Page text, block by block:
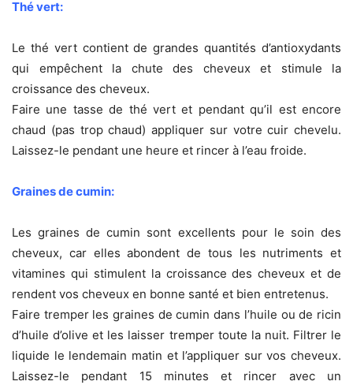
Thé vert:
Le thé vert contient de grandes quantités d’antioxydants
qui empêchent la chute des cheveux et stimule la
croissance des cheveux.
Faire une tasse de thé vert et pendant qu’il est encore
chaud (pas trop chaud) appliquer sur votre cuir chevelu.
Laissez-le pendant une heure et rincer à l’eau froide.
Graines de cumin:
Les graines de cumin sont excellents pour le soin des
cheveux, car elles abondent de tous les nutriments et
vitamines qui stimulent la croissance des cheveux et de
rendent vos cheveux en bonne santé et bien entretenus.
Faire tremper les graines de cumin dans l’huile ou de ricin
d’huile d’olive et les laisser tremper toute la nuit. Filtrer le
liquide le lendemain matin et l’appliquer sur vos cheveux.
Laissez-le pendant 15 minutes et rincer avec un